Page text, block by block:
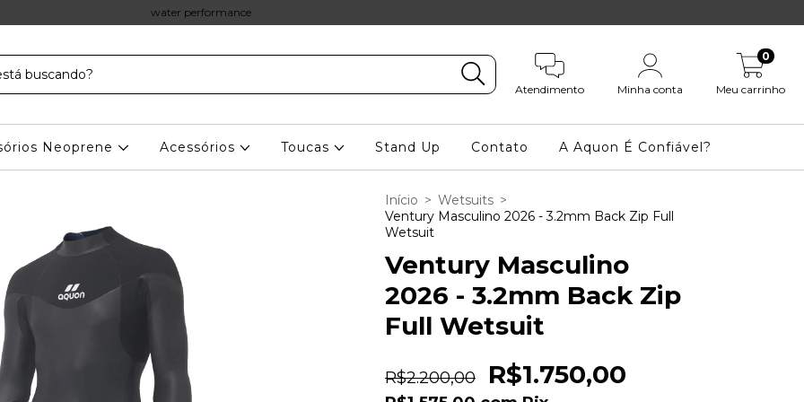
water performance
Atendimento Minha conta Meu carrinho
0
Neoprene Acessórios Toucas Stand Up Contato A Aquon É Confiável?
Início > Wetsuits >
Ventury Masculino 2026 - 3.2mm Back Zip Full
Wetsuit
Ventury Masculino
2026 - 3.2mm Back Zip
Full Wetsuit
R$2.200,00 R$1.750,00